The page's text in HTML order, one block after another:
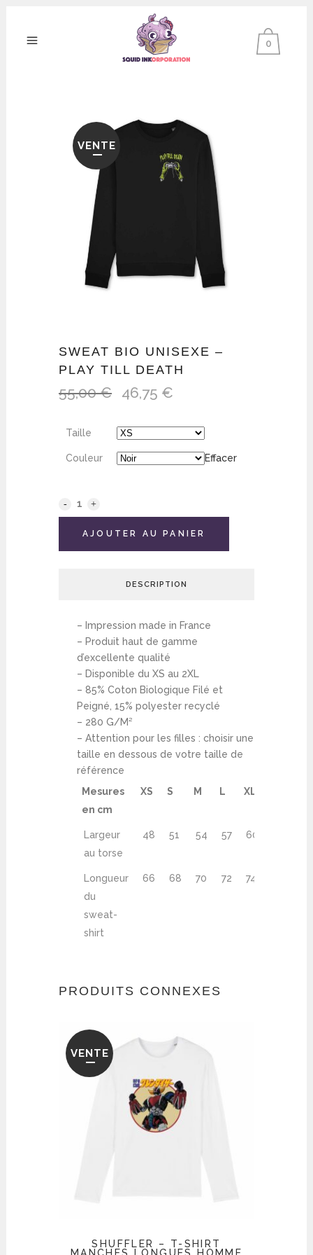
0
VENTE
SWEAT BIO UNISEXE –
PLAY TILL DEATH
55,00€
Le
était :
55,00 €.
46,75 €
est :
46,75 €.
Taille
Couleur Effacer
AJOUTER AU PANIER
DESCRIPTION
– Impression made in France
– Produit haut de gamme
d’excellente qualité
– Disponible du XS au 2XL
– 85% Coton Biologique Filé et
Peigné, 15% polyester recyclé
– 280 G/M²
– Attention pour les filles : choisir une
taille en dessous de votre taille de
référence
Mesures
en cm
XS S M L XL
Largeur
au torse
48 51 54 57 60
Longueur
du
sweat-
shirt
66 68 70 72 74
PRODUITS CONNEXES
VENTE
SHUFFLER – T-SHIRT